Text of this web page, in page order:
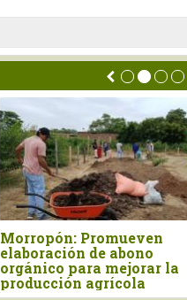
Morropón: Promueven
elaboración de abono
orgánico para mejorar la
producción agrícola